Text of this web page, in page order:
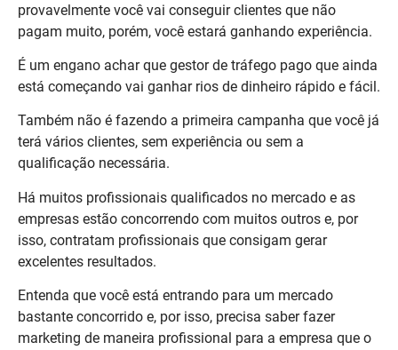
provavelmente você vai conseguir clientes que não
pagam muito, porém, você estará ganhando experiência.
É um engano achar que gestor de tráfego pago que ainda
está começando vai ganhar rios de dinheiro rápido e fácil.
Também não é fazendo a primeira campanha que você já
terá vários clientes, sem experiência ou sem a
qualificação necessária.
Há muitos profissionais qualificados no mercado e as
empresas estão concorrendo com muitos outros e, por
isso, contratam profissionais que consigam gerar
excelentes resultados.
Entenda que você está entrando para um mercado
bastante concorrido e, por isso, precisa saber fazer
marketing de maneira profissional para a empresa que o